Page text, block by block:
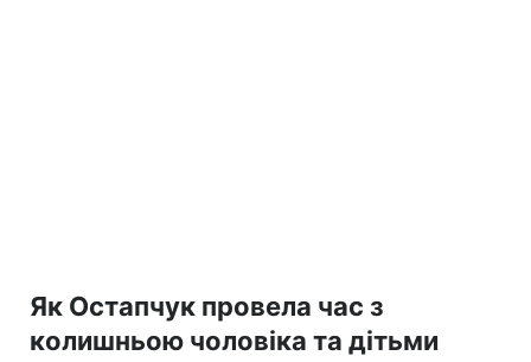
Як Остапчук провела час з
колишньою чоловіка та дітьми